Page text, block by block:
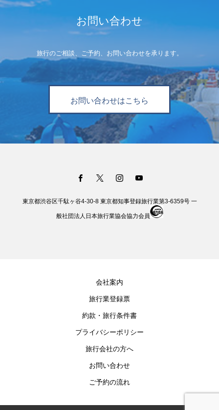
お問い合わせ
旅行のご相談、ご予約、お問い合わせを承ります。
お問い合わせはこちら
東京都渋谷区千駄ヶ谷4-30-8 東京都知事登録旅行業第3-6359号 一
般社団法人日本旅行業協会協力会員
会社案内
旅行業登録票
約款・旅行条件書
プライバシーポリシー
旅行会社の方へ
お問い合わせ
ご予約の流れ